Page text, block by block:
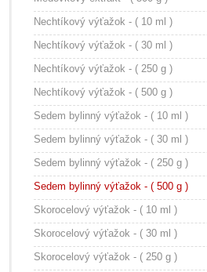
Nechtíkový výťažok - ( 10 ml )
Nechtíkový výťažok - ( 30 ml )
Nechtíkový výťažok - ( 250 g )
Nechtíkový výťažok - ( 500 g )
Sedem bylinný výťažok - ( 10 ml )
Sedem bylinný výťažok - ( 30 ml )
Sedem bylinný výťažok - ( 250 g )
Sedem bylinný výťažok - ( 500 g )
Skorocelový výťažok - ( 10 ml )
Skorocelový výťažok - ( 30 ml )
Skorocelový výťažok - ( 250 g )